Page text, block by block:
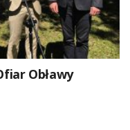
Obławy